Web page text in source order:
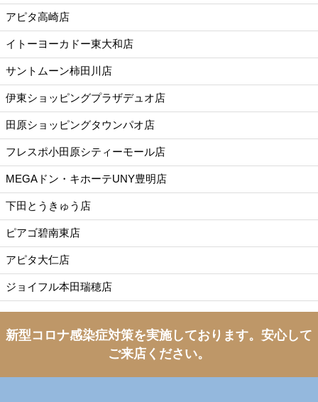
アピタ高崎店
イトーヨーカドー東大和店
サントムーン柿田川店
伊東ショッピングプラザデュオ店
田原ショッピングタウンパオ店
フレスポ小田原シティーモール店
MEGAドン・キホーテUNY豊明店
下田とうきゅう店
ピアゴ碧南東店
アピタ大仁店
ジョイフル本田瑞穂店
新型コロナ感染症対策を実施しております。 安心して
ご来店ください。